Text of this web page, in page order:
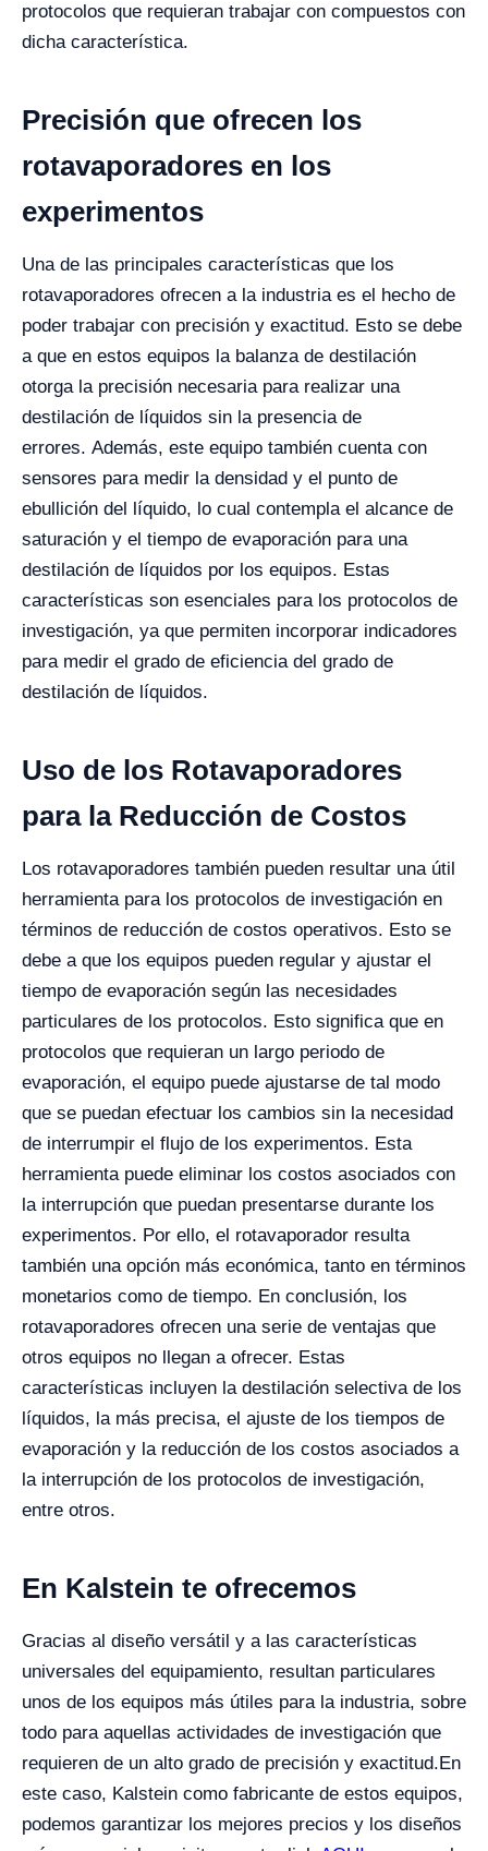
protocolos que requieran trabajar con compuestos con
dicha característica.
Precisión que ofrecen los
rotavaporadores en los
experimentos
Una de las principales características que los
rotavaporadores ofrecen a la industria es el hecho de
poder trabajar con precisión y exactitud. Esto se debe
a que en estos equipos la balanza de destilación
otorga la precisión necesaria para realizar una
destilación de líquidos sin la presencia de
errores. Además, este equipo también cuenta con
sensores para medir la densidad y el punto de
ebullición del líquido, lo cual contempla el alcance de
saturación y el tiempo de evaporación para una
destilación de líquidos por los equipos. Estas
características son esenciales para los protocolos de
investigación, ya que permiten incorporar indicadores
para medir el grado de eficiencia del grado de
destilación de líquidos.
Uso de los Rotavaporadores
para la Reducción de Costos
Los rotavaporadores también pueden resultar una útil
herramienta para los protocolos de investigación en
términos de reducción de costos operativos. Esto se
debe a que los equipos pueden regular y ajustar el
tiempo de evaporación según las necesidades
particulares de los protocolos. Esto significa que en
protocolos que requieran un largo periodo de
evaporación, el equipo puede ajustarse de tal modo
que se puedan efectuar los cambios sin la necesidad
de interrumpir el flujo de los experimentos. Esta
herramienta puede eliminar los costos asociados con
la interrupción que puedan presentarse durante los
experimentos. Por ello, el rotavaporador resulta
también una opción más económica, tanto en términos
monetarios como de tiempo. En conclusión, los
rotavaporadores ofrecen una serie de ventajas que
otros equipos no llegan a ofrecer. Estas
características incluyen la destilación selectiva de los
líquidos, la más precisa, el ajuste de los tiempos de
evaporación y la reducción de los costos asociados a
la interrupción de los protocolos de investigación,
entre otros.
En Kalstein te ofrecemos
Gracias al diseño versátil y a las características
universales del equipamiento, resultan particulares
unos de los equipos más útiles para la industria, sobre
todo para aquellas actividades de investigación que
requieren de un alto grado de precisión y exactitud.En
este caso, Kalstein como fabricante de estos equipos,
podemos garantizar los mejores precios y los diseños